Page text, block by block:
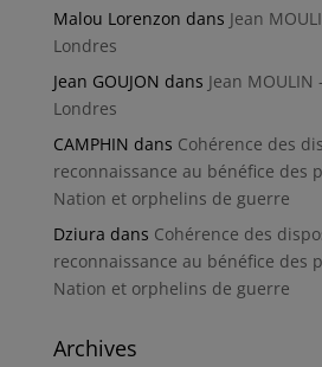
Malou Lorenzon dans Jean
Londres
Jean GOUJON dans Jean
Londres
CAMPHIN dans Cohérence des
reconnaissance au bénéfice des
Nation et orphelins de guerre
Dziura dans Cohérence des
reconnaissance au bénéfice des
Nation et orphelins de guerre
Archives